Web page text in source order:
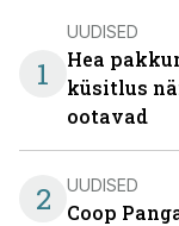
1
UUDISED
Hea
küsitlus
ootavad
2 UUDISED
Coop